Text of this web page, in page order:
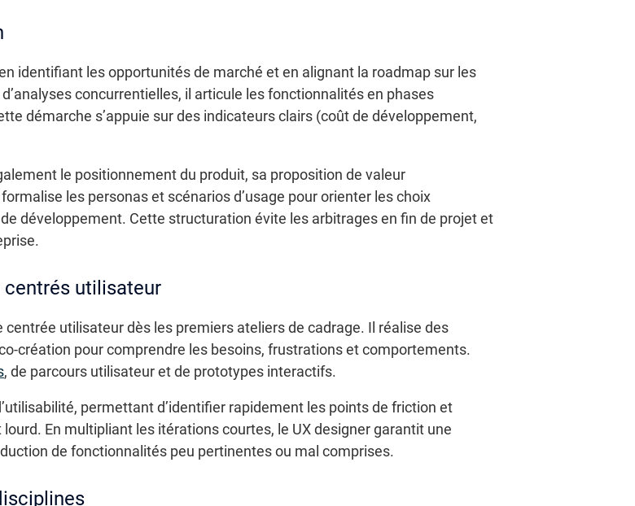
identifiant les opportunités de marché et en alignant la roadmap sur les
concurrentielles, il articule les fonctionnalités en phases
démarche s’appuie sur des indicateurs clairs (coût de développement,
le positionnement du produit, sa proposition de valeur
les personas et scénarios d’usage pour orienter les choix
développement. Cette structuration évite les arbitrages en fin de projet et
centrés utilisateur
centrée utilisateur dès les premiers ateliers de cadrage. Il réalise des
création pour comprendre les besoins, frustrations et comportements.
, de parcours utilisateur et de prototypes interactifs.
permettant d’identifier rapidement les points de friction et
En multipliant les itérations courtes, le UX designer garantit une
de fonctionnalités peu pertinentes ou mal comprises.